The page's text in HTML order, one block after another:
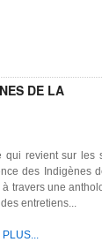
DE LA
qui revient sur les
des Indigènes
à travers une
entretiens...
PLUS...